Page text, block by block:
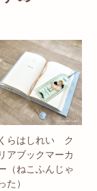
くらはしれい ク
リアブックマーカ
（ねこふんじゃ
た）